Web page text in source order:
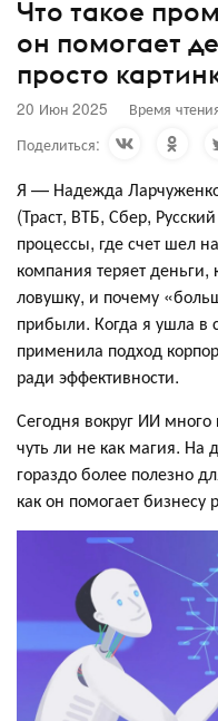
Что такое
он помогает
просто
20 Июн 2025 Время
Поделиться:
Я — Надежда
(Траст, ВТБ, Сбер,
процессы, где счет шел
компания теряет деньги,
ловушку, и почему
прибыли. Когда я ушла в
применила подход
ради эффективности.
Сегодня вокруг ИИ
чуть ли не как магия.
гораздо более полезно
как он помогает бизнесу